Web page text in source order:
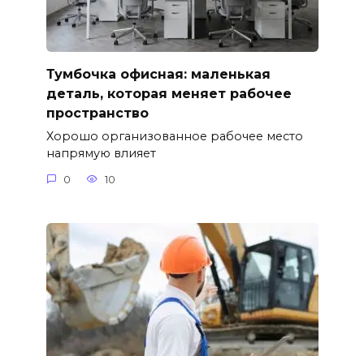
Тумбочка офисная: маленькая
деталь, которая меняет рабочее
пространство
Хорошо организованное рабочее место
напрямую влияет
0 10